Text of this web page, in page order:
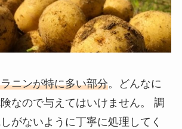
ニンが特に多い部分。どんなに
なので与えてはいけません。 調
がないように丁寧に処理してく